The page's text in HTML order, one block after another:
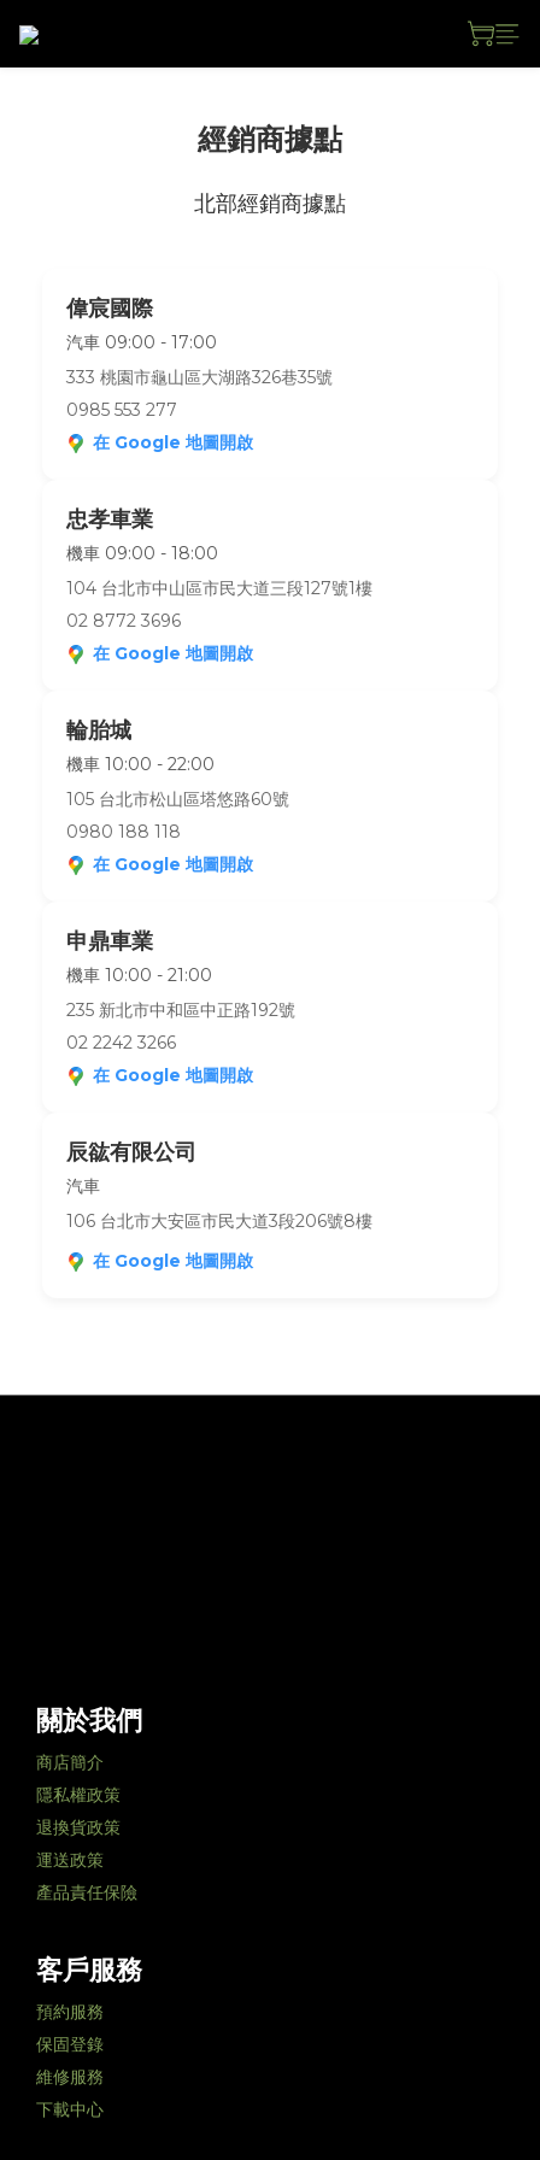
經銷商據點
北部經銷商據點
偉宸國際
汽車 09:00 - 17:00
333 桃園市龜山區大湖路326巷35號
0985 553 277
在 Google 地圖開啟
忠孝車業
機車 09:00 - 18:00
104 台北市中山區市民大道三段127號1樓
02 8772 3696
在 Google 地圖開啟
輪胎城
機車 10:00 - 22:00
105 台北市松山區塔悠路60號
0980 188 118
在 Google 地圖開啟
申鼎車業
機車 10:00 - 21:00
235 新北市中和區中正路192號
02 2242 3266
在 Google 地圖開啟
辰谹有限公司
汽車
106 台北市大安區市民大道3段206號8樓
在 Google 地圖開啟
關於我們
商店簡介
隱私權政策
退換貨政策
運送政策
產品責任保險
客戶服務
預約服務
保固登錄
維修服務
下載中心